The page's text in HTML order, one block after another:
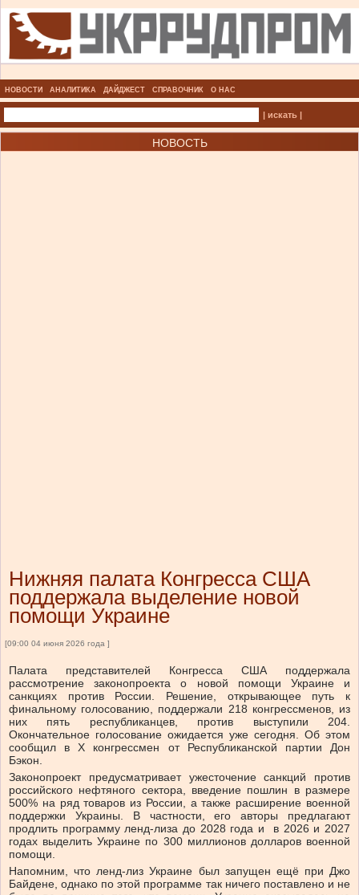
НОВОСТИ АНАЛИТИКА ДАЙДЖЕСТ СПРАВОЧНИК О НАС
| искать |
НОВОСТЬ
Нижняя палата Конгресса США
поддержала выделение новой
помощи Украине
[09:00 04 июня 2026 года ]
Палата представителей Конгресса США поддержала
рассмотрение законопроекта о новой помощи Украине и
санкциях против России. Решение, открывающее путь к
финальному голосованию, поддержали 218 конгрессменов, из
них пять республиканцев, против выступили 204.
Окончательное голосование ожидается уже сегодня. Об этом
сообщил в Х конгрессмен от Республиканской партии Дон
Бэкон.
Законопроект предусматривает ужесточение санкций против
российского нефтяного сектора, введение пошлин в размере
500% на ряд товаров из России, а также расширение военной
поддержки Украины. В частности, его авторы предлагают
продлить программу ленд-лиза до 2028 года и в 2026 и 2027
годах выделить Украине по 300 миллионов долларов военной
помощи.
Напомним, что ленд-лиз Украине был запущен ещё при Джо
Байдене, однако по этой программе так ничего поставлено и не